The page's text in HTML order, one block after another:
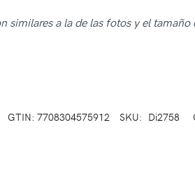
similares a la de las fotos y el
GTIN: 7708304575912 SKU: Di2758